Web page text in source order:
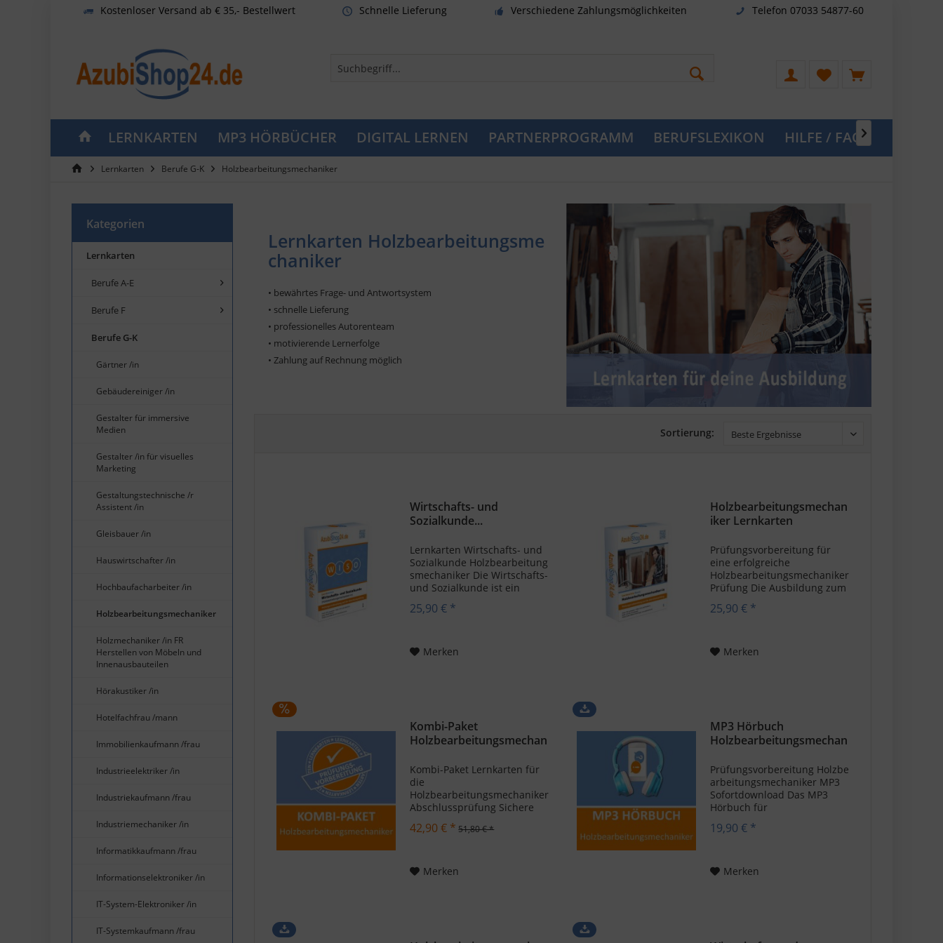
Kostenloser Versand ab € 35,- Bestellwert Schnelle Lieferung Verschiedene Zahlungsmöglichkeiten Telefon 07033 54877-60
LERNKARTEN MP3 HÖRBÜCHER DIGITAL LERNEN PARTNERPROGRAMM BERUFSLEXIKON HILFE / FAQ
Lernkarten Berufe G-K Holzbearbeitungsmechaniker
Kategorien
Lernkarten
Berufe A-E
Berufe F
Berufe G-K
Gärtner /in
Gebäudereiniger /in
Gestalter für immersive
Medien
Gestalter /in für visuelles
Marketing
Gestaltungstechnische /r
Assistent /in
Gleisbauer /in
Hauswirtschafter /in
Hochbaufacharbeiter /in
Holzbearbeitungsmechaniker
Holzmechaniker /in FR
Herstellen von Möbeln und
Innenausbauteilen
Hörakustiker /in
Hotelfachfrau /mann
Immobilienkaufmann /frau
Industrieelektriker /in
Industriekaufmann /frau
Industriemechaniker /in
Informatikkaufmann /frau
Informationselektroniker /in
IT-System-Elektroniker /in
IT-Systemkaufmann /frau
Lernkarten Holzbearbeitungsme
chaniker
• bewährtes Frage- und Antwortsystem
• schnelle Lieferung
• professionelles Autorenteam
• motivierende Lernerfolge
• Zahlung auf Rechnung möglich
Sortierung:
Wirtschafts- und
Sozialkunde...
Lernkarten Wirtschafts- und
Sozialkunde Holzbearbeitung
smechaniker Die Wirtschafts-
und Sozialkunde ist ein
wichtiger Bestandteil der
Ausbildung
Kenntnisse über
25,90 € *
Merken
Holzbearbeitungsmechan
iker Lernkarten
Prüfungsvorbereitung für
eine erfolgreiche
Holzbearbeitungsmechaniker
Prüfung Die Ausbildung zum
Holzbearbeitungsmechaniker
bietet Einblicke in die
angehender
25,90 € *
Merken
Kombi-Paket
Holzbearbeitungsmechan
Kombi-Paket Lernkarten für
die
Holzbearbeitungsmechaniker
Abschlussprüfung Sichere
dir noch heute unser Kombi-
Paket
Abschlussprüfung zu
42,90 € * 51,80 € *
Merken
MP3 Hörbuch
Holzbearbeitungsmechan
Prüfungsvorbereitung Holzbe
arbeitungsmechaniker MP3
Sofortdownload Das MP3
Hörbuch für
Holzbearbeitungsmechaniker
ist eine wertvolle Ressource
bietet dir umfassendes
19,90 € *
Merken